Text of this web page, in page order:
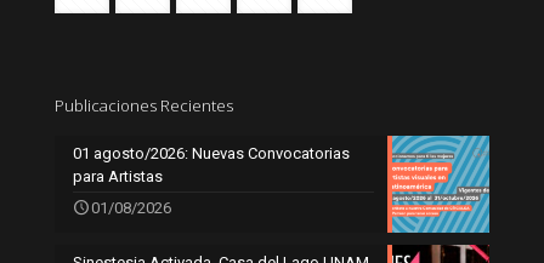
Publicaciones Recientes
01 agosto/2026: Nuevas Convocatorias
para Artistas
01/08/2026